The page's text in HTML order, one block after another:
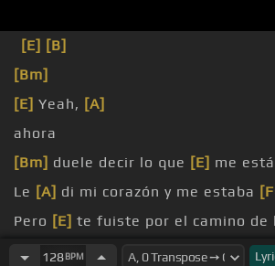
[E] [B]
[Bm]
[E] Yeah, [A]
ahora
[Bm] duele decir lo que [E] me
Le [A] di mi corazón y me estaba
Pero [E] te fuiste por el camino de
[Bm]con un trago de tequila
128BPM